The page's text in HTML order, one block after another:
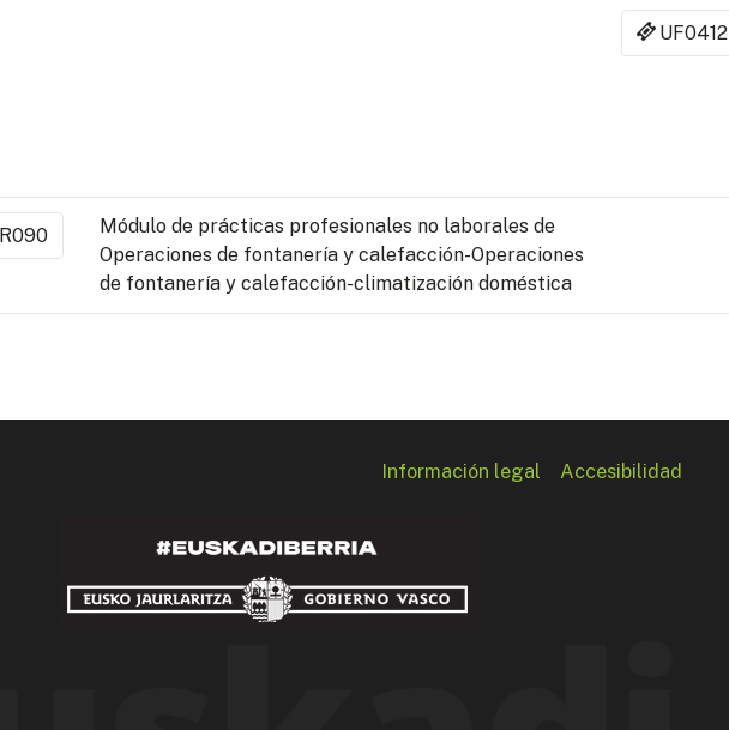
UF0412
Módulo de prácticas profesionales no laborales de
Operaciones de fontanería y calefacción-Operaciones
de fontanería y calefacción-climatización doméstica
Información legal Accesibilidad